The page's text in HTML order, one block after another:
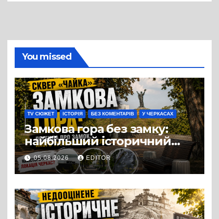
You missed
TV СЮЖЕТ ІСТОРІЯ БЕЗ КОМЕНТАРІВ У ЧЕРКАСАХ
Замкова гора без замку:
найбільший історичний
міф Черкас
05.08.2026 EDITOR